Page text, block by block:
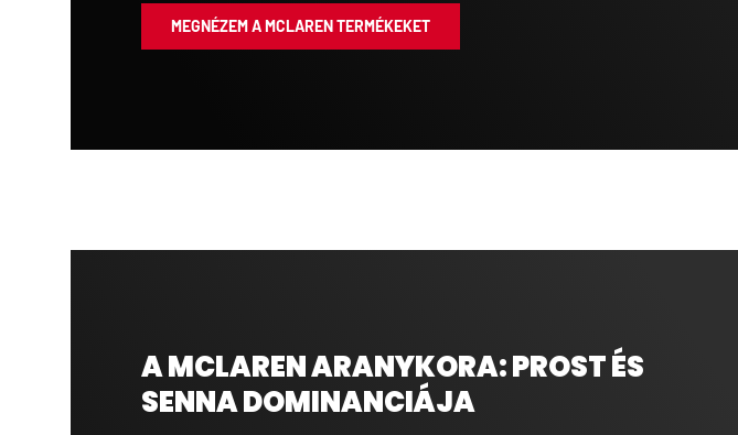
MEGNÉZEM A MCLAREN TERMÉKEKET
A MCLAREN ARANYKORA: PROST ÉS
SENNA DOMINANCIÁJA